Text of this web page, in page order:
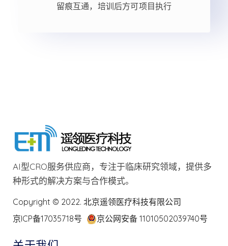
留痕互通，培训后方可项目执行
AI型CRO服务供应商，专注于临床研究领域，提供多
种形式的解决方案与合作模式。
Copyright © 2022. 北京遥领医疗科技有限公司
京ICP备17035718号
京公网安备 11010502039740号